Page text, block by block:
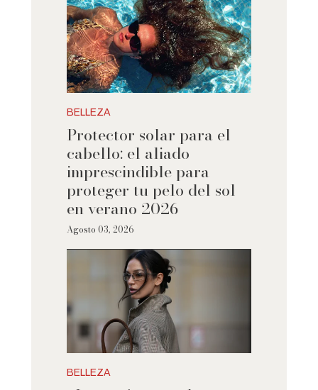
BELLEZA
Protector solar para el
cabello: el aliado
imprescindible para
proteger tu pelo del sol
en verano 2026
Agosto 03, 2026
BELLEZA